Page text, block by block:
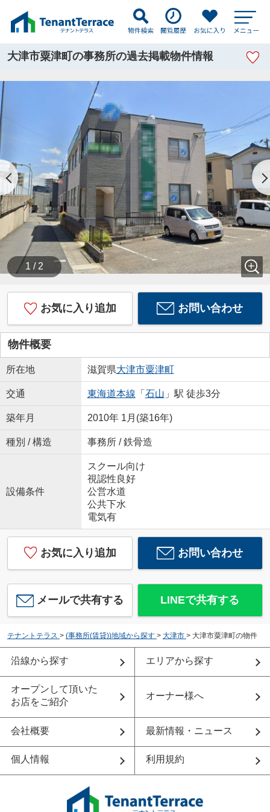
大津市粟津町の事務所の過去掲載物件情報
1 / 2
お気に入り追加 お問い合わせ
物件概要
所在地 滋賀県大津市粟津町
交通 東海道本線 「 石山 」駅 徒歩3分
築年月 2010年 1月(築16年)
種別 / 構造 事務所 / 鉄骨造
設備条件
スクール向け
視認性良好
公営水道
公共下水
電気有
お気に入り追加 お問い合わせ
メールで共有する LINEで共有する
テナントテラス > (事務所(賃貸))地域から探す > 大津市 > 大津市粟津町の物件
沿線から探す エリアから探す
オープンして頂いた
お店をご紹介
オーナー様へ
会社概要 最新情報・ニュース
個人情報 利用規約